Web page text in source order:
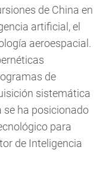
de China en
artificial, el
aeroespacial.
de
sistemática
se ha posicionado
para
de Inteligencia